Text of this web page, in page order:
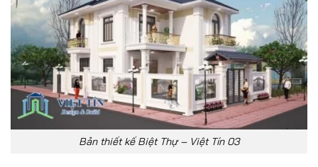
Bản thiết kế Biệt Thự – Việt Tín 03